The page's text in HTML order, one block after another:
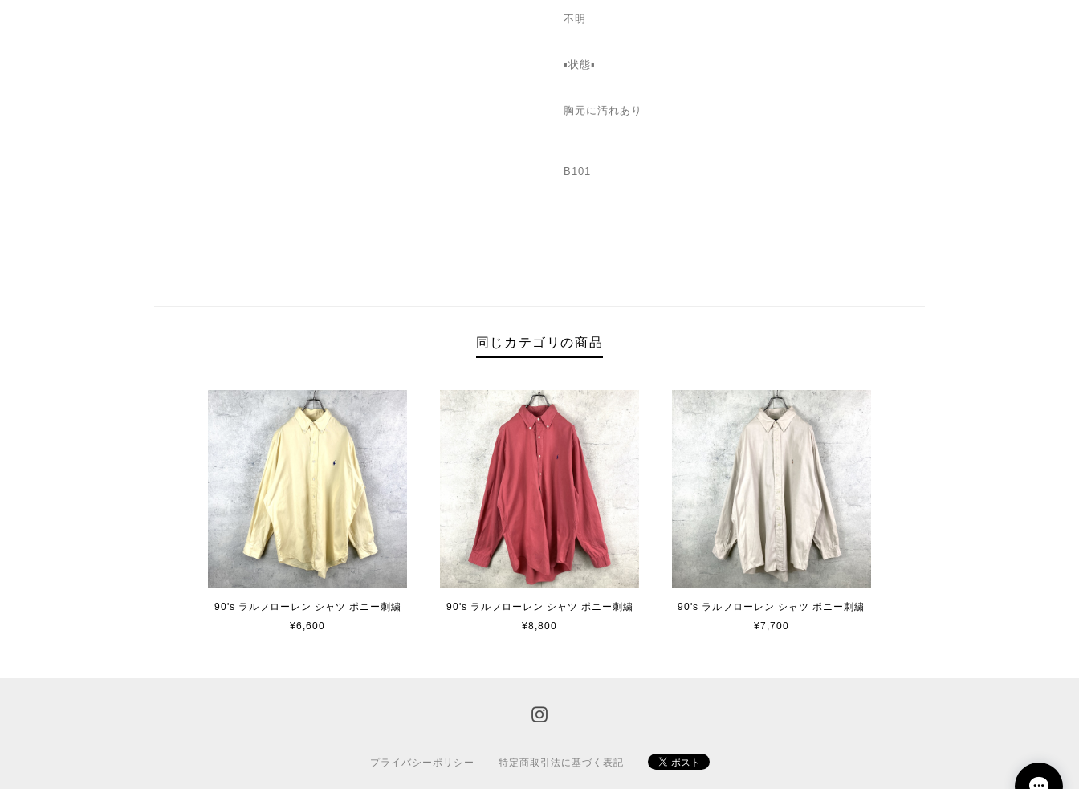
不明
▪️状態▪️
胸元に汚れあり
B101
同じカテゴリの商品
90's ラルフローレン シャツ ポニー刺繍
¥6,600
90's ラルフローレン シャツ ポニー刺繍
¥8,800
90's ラルフローレン シャツ ポニー刺繍
¥7,700
プライバシーポリシー 特定商取引法に基づく表記